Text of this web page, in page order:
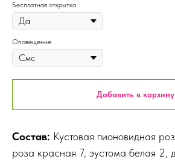
Бесплатная открытка
Оповещение
Добавить в корзину
Состав: Кустовая пионовидная
роза красная 7, эустома белая 2,